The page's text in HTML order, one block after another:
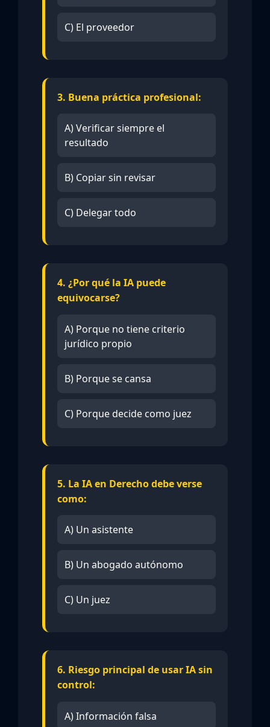
C) El proveedor
3. Buena práctica profesional:
A) Verificar siempre el
resultado
B) Copiar sin revisar
C) Delegar todo
4. ¿Por qué la IA puede
equivocarse?
A) Porque no tiene criterio
jurídico propio
B) Porque se cansa
C) Porque decide como juez
5. La IA en Derecho debe verse
como:
A) Un asistente
B) Un abogado autónomo
C) Un juez
6. Riesgo principal de usar IA sin
control:
A) Información falsa